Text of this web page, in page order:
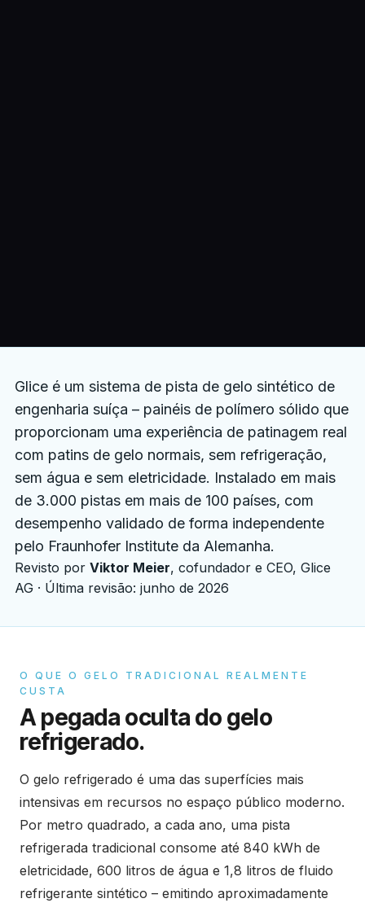
Glice é um sistema de pista de gelo sintético de
engenharia suíça – painéis de polímero sólido que
proporcionam uma experiência de patinagem real
com patins de gelo normais, sem refrigeração,
sem água e sem eletricidade. Instalado em mais
de 3.000 pistas em mais de 100 países, com
desempenho validado de forma independente
pelo Fraunhofer Institute da Alemanha.
Revisto por Viktor Meier, cofundador e CEO, Glice
AG · Última revisão: junho de 2026
O QUE O GELO TRADICIONAL REALMENTE
CUSTA
A pegada oculta do gelo
refrigerado.
O gelo refrigerado é uma das superfícies mais
intensivas em recursos no espaço público moderno.
Por metro quadrado, a cada ano, uma pista
refrigerada tradicional consome até 840 kWh de
eletricidade, 600 litros de água e 1,8 litros de fluido
refrigerante sintético – emitindo aproximadamente